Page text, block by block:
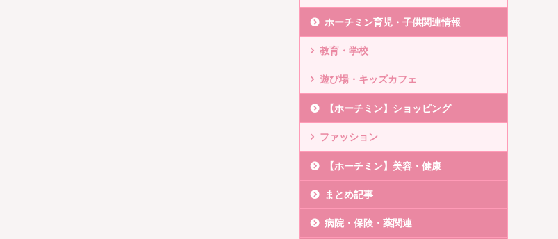
ホーチミン育児・子供関連情報
教育・学校
遊び場・キッズカフェ
【ホーチミン】ショッピング
ファッション
【ホーチミン】美容・健康
まとめ記事
病院・保険・薬関連